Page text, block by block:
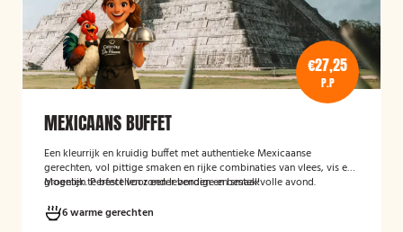
€27,25
P.P
MEXICAANS BUFFET
Een kleurrijk en kruidig buffet met authentieke Mexicaanse
gerechten, vol pittige smaken en rijke combinaties van vlees, vis en
groenten. Perfect voor een levendige en smaakvolle avond.
Mogelijk te bestellen zonder borden en bestek!
6 warme gerechten